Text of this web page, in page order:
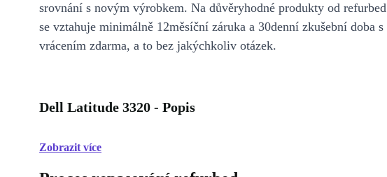
srovnání s novým výrobkem. Na důvěryhodné produkty od refurbed
se vztahuje minimálně 12měsíční záruka a 30denní zkušební doba s
vrácením zdarma, a to bez jakýchkoliv otázek.
Dell Latitude 3320 - Popis
Zobrazit více